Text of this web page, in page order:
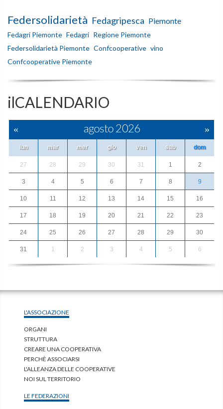
Federsolidarietà Fedagripesca Piemonte
Fedagri Piemonte Fedagri Regione Piemonte
Federsolidarietà Piemonte Confcooperative vino
Confcooperative Piemonte
ilCALENDARIO
« agosto 2026 »
lun mar mer gio ven sab dom
27 28 29 30 31 1 2
3 4 5 6 7 8 9
10 11 12 13 14 15 16
17 18 19 20 21 22 23
24 25 26 27 28 29 30
31 1 2 3 4 5 6
L'ASSOCIAZIONE
ORGANI
STRUTTURA
CREARE UNA COOPERATIVA
PERCHÈ ASSOCIARSI
L'ALLEANZA DELLE COOPERATIVE
NOI SUL TERRITORIO
LE FEDERAZIONI